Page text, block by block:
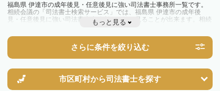
福島県 伊達市の成年後見・任意後見に強い司法書士事務所一覧です。
相続会議の「司法書士検索サービス」では、福島県 伊達市の成年後
見・任意後見に強い司法書士事務所を一覧で見ることが出来ます。相続
のトラブルやお悩みを抱えている方は一度近隣の司法書士に相談してみ
もっと見る
さらに条件を絞り込む
市区町村から司法書士を探す